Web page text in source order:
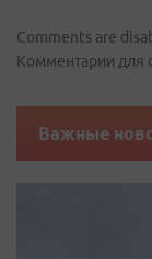
Comments are
Комментарии для
Важные